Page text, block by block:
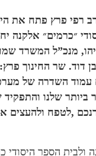
רפי פרץ פתח את
״כרמים״
מנכ”ל המשרד
דוד. שר החינוך
עמוד השדרה של
ביותר שלנו והתפקיד
,לטפח ולהעצים
ולבית הספר היסודי